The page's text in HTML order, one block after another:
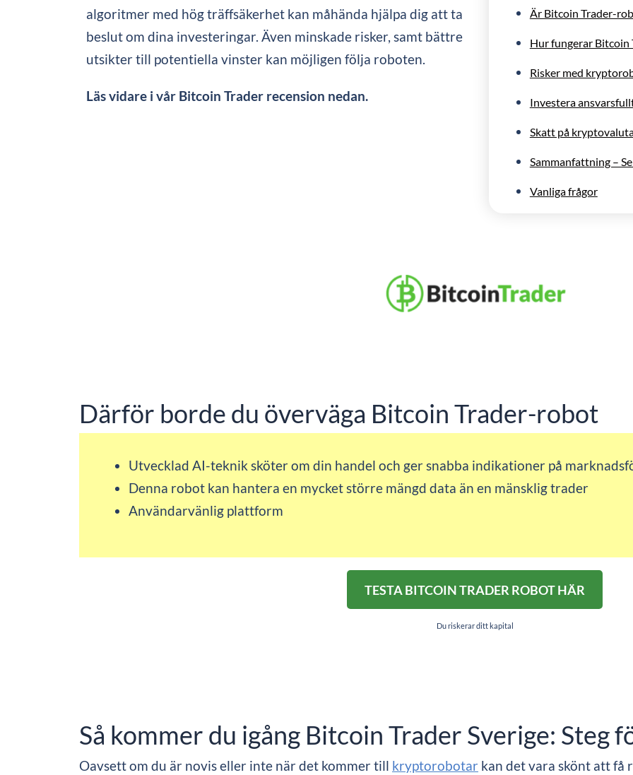
algoritmer med hög träffsäkerhet kan måhända hjälpa dig att ta
beslut om dina investeringar. Även minskade risker, samt bättre
utsikter till potentiella vinster kan möjligen följa roboten.
Läs vidare i vår Bitcoin Trader recension nedan.
Är Bitcoin Trader-
Hur fungerar Bitcoin
Risker med
Investera
Skatt på
Sammanfattning –
Vanliga frågor
Därför borde du överväga Bitcoin Trader-robot
Utvecklad AI-teknik sköter om din handel och ger snabba indikationer på
Denna robot kan hantera en mycket större mängd data än en mänsklig trader
Användarvänlig plattform
TESTA BITCOIN TRADER ROBOT HÄR
Du riskerar ditt kapital
Så kommer du igång Bitcoin Trader Sverige: Steg
Oavsett om du är novis eller inte när det kommer till kryptorobotar kan det vara skönt att få